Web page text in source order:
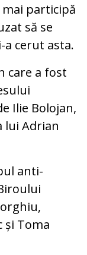
mai participă
să se
a cerut asta.
care a fost
Ilie Bolojan,
lui Adrian
anti-
și Toma